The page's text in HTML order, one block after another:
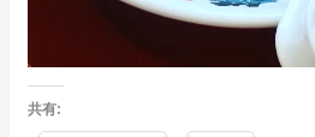
共有: